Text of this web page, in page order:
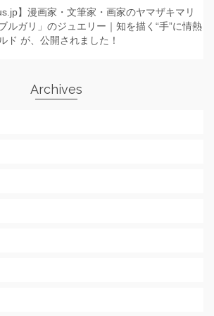
】漫画家・文筆家・画家のヤマザキマリ
ルガリ」のジュエリー｜知を描く“手”に情熱
ド が、公開されました！
Archives